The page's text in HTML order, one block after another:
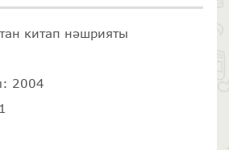
китап нәшрияты
2004